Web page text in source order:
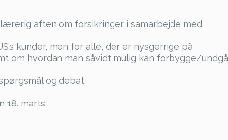
aften om forsikringer i samarbejde med
kunder, men for alle, der er nysgerrige på
om hvordan man såvidt mulig kan forbygge/undgå
og debat.
18. marts